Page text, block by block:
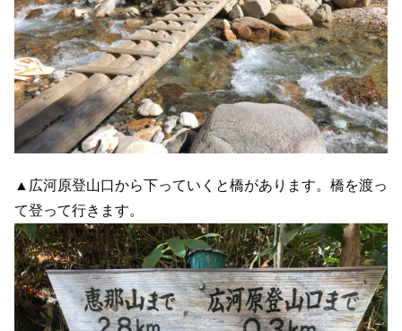
▲広河原登山口から下っていくと橋があります。橋を渡っ
て登って行きます。